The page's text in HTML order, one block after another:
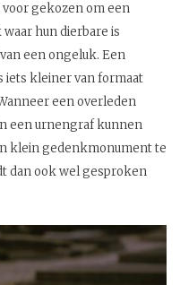
gekozen om een
hun dierbare is
een ongeluk. Een
kleiner van formaat
een overleden
een urnengraf kunnen
klein gedenkmonument te
dan ook wel gesproken